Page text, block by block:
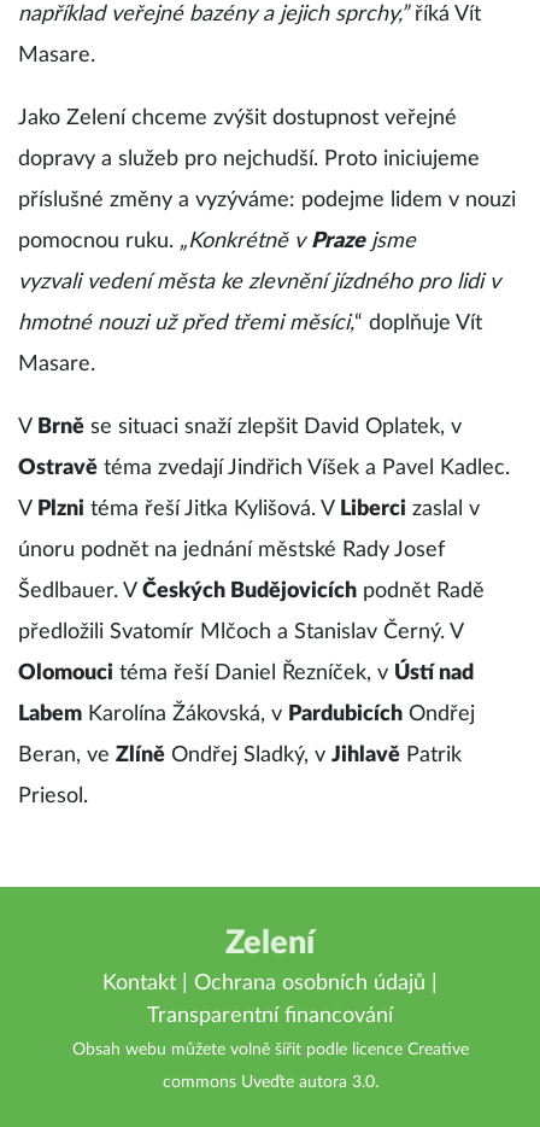
například veřejné bazény a jejich sprchy,” říká Vít
Masare.
Jako Zelení chceme zvýšit dostupnost veřejné
dopravy a služeb pro nejchudší. Proto iniciujeme
příslušné změny a vyzýváme: podejme lidem v nouzi
pomocnou ruku. „Konkrétně v Prazejsme
vyzvali vedení města ke zlevnění jízdného pro lidi v
hmotné nouzi už před třemi měsíci,“ doplňuje Vít
Masare.
V Brně se situaci snaží zlepšit David Oplatek, v
Ostravě téma zvedají Jindřich Víšek a Pavel Kadlec.
V Plzni téma řeší Jitka Kylišová. V Liberci zaslal v
únoru podnět na jednání městské Rady Josef
Šedlbauer. V Českých Budějovicích podnět Radě
předložili Svatomír Mlčoch a Stanislav Černý. V
Olomouci téma řeší Daniel Řezníček, v Ústí nad
Labem Karolína Žákovská, v Pardubicích Ondřej
Beran, ve Zlíně Ondřej Sladký, v Jihlavě Patrik
Priesol.
Zelení
Kontakt Ochrana osobních údajů
Transparentní financování
Obsah webu můžete volně šířit podle licence Creative
commons Uveďte autora 3.0.